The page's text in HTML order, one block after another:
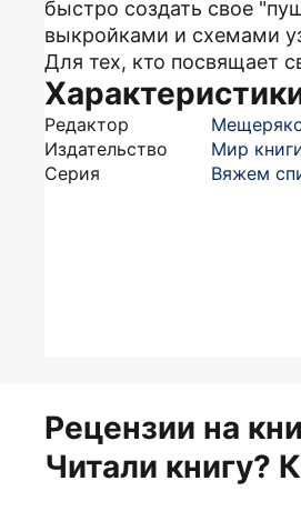
быстро создать свое
выкройками и схемами
Для тех, кто посвящает
Редактор
Издательство
Мир
Серия
Вяжем
Рецензии на
Читали книгу?